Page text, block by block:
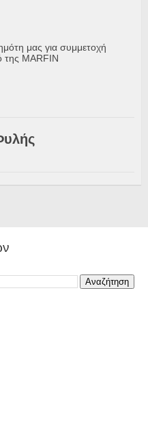
μας για συμμετοχή
της MARFIN